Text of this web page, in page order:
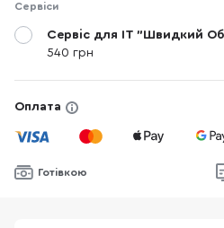
Сервіси
Сервіс для IT "Швидкий
540 грн
Оплата
Готівкою